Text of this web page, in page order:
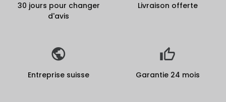
30 jours pour changer
d'avis
Livraison offerte
Entreprise suisse Garantie 24 mois